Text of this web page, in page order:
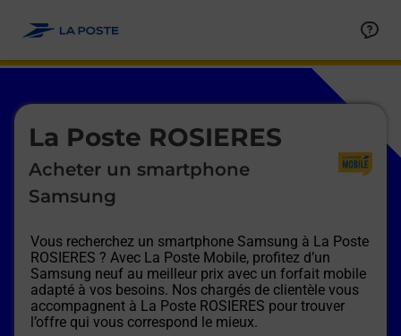
La Poste ROSIERES
Acheter un smartphone
Samsung
Vous recherchez un smartphone Samsung à La Poste
ROSIERES ? Avec La Poste Mobile, profitez d’un
Samsung neuf au meilleur prix avec un forfait mobile
adapté à vos besoins. Nos chargés de clientèle vous
accompagnent à La Poste ROSIERES pour trouver
l’offre qui vous correspond le mieux.
Le lien s'ouvre dans un nouvel onglet